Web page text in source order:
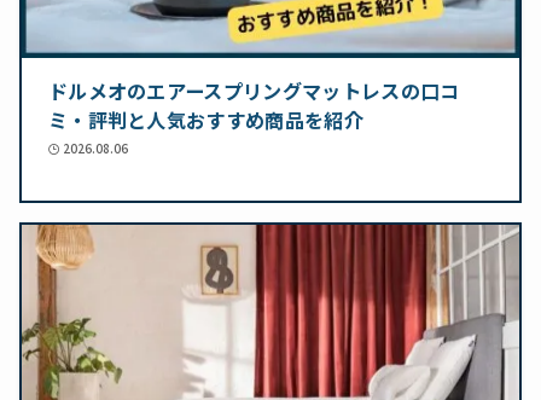
ドルメオのエアースプリングマットレスの口コ
ミ・評判と人気おすすめ商品を紹介
2026.08.06